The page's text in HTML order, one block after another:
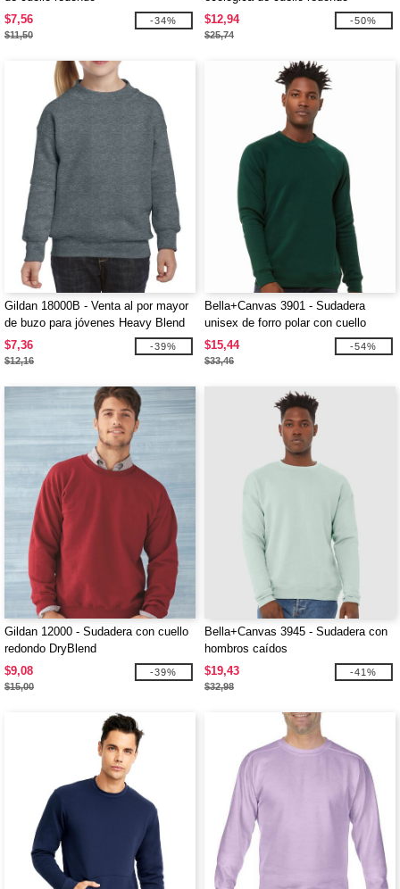
$7,56
$11,50
-34%
$12,94
$25,74
-50%
Gildan 18000B - Venta al por mayor
de buzo para jóvenes Heavy Blend
con cuello redondo
$7,36
$12,16
-39%
Bella+Canvas 3901 - Sudadera
unisex de forro polar con cuello
redondo
$15,44
$33,46
-54%
Gildan 12000 - Sudadera con cuello
redondo DryBlend
$9,08
$15,00
-39%
Bella+Canvas 3945 - Sudadera con
hombros caídos
$19,43
$32,98
-41%